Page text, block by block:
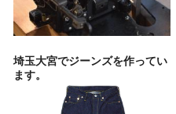
埼玉大宮でジーンズを作ってい
ます。